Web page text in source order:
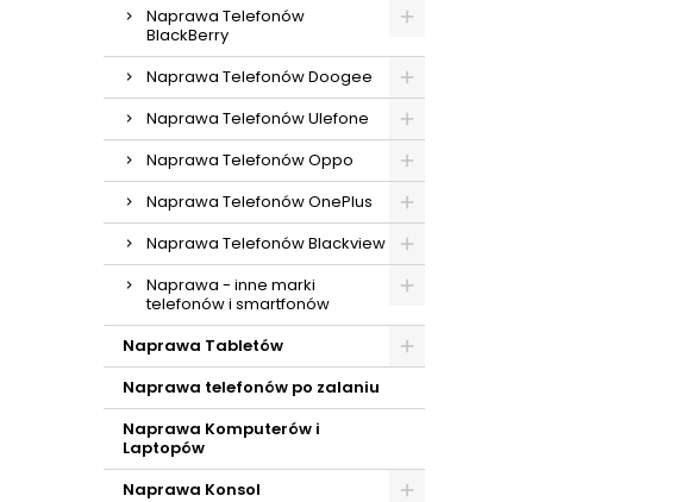
Naprawa Telefonów
BlackBerry
Naprawa Telefonów Doogee
Naprawa Telefonów Ulefone
Naprawa Telefonów Oppo
Naprawa Telefonów OnePlus
Naprawa Telefonów Blackview
Naprawa - inne marki
telefonów i smartfonów
Naprawa Tabletów
Naprawa telefonów po zalaniu
Naprawa Komputerów i
Laptopów
Naprawa Konsol